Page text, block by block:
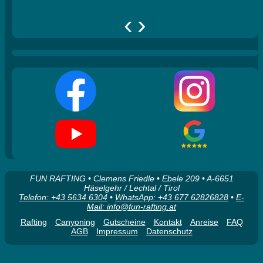
‹ ›
FUN RAFTING • Clemens Friedle • Ebele 209 • A-6651
Häselgehr / Lechtal / Tirol
Telefon: +43 5634 6304 • WhatsApp: +43 677 62826828 • E-
Mail: info@fun-rafting.at
Rafting
Canyoning Gutscheine Kontakt Anreise
FAQ
AGB
Impressum Datenschutz